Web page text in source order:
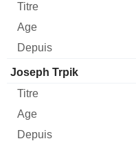
Joseph Trpik